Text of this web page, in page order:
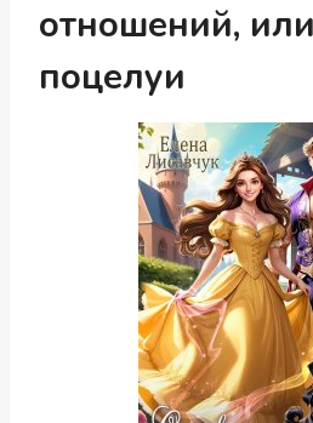
отношений,
поцелуи